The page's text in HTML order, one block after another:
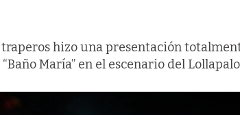
traperos hizo una presentación
María” en el escenario del